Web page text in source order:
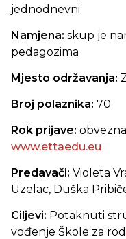
jednodnevni
Namjena: skup je
pedagozima
Mjesto održavanja:
Broj polaznika: 70
Rok prijave:
www.ettaedu.eu
Predavači: Violeta
Uzelac, Duška
Ciljevi: Potaknuti
vođenje Škole za